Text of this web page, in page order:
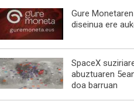
Gure
diseinua ere
SpaceX
abuztuaren
doa barruan